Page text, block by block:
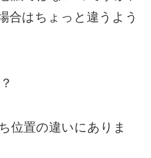
合はちょっと違うよう
位置の違いにありま